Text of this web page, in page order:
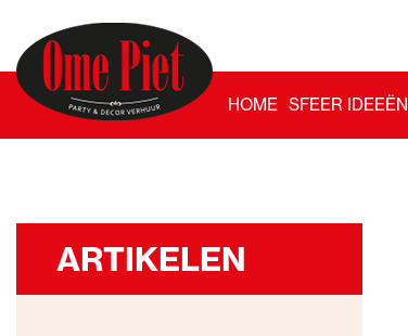
HOME SFEER IDEEËN
ARTIKELEN